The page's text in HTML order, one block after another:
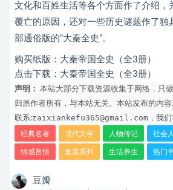
文化和百姓生活等各个方面作了介绍，
覆亡的原因，还对一些历史谜题作了独
部通俗版的“大秦全史”。
购买纸版： 大秦帝国全史（全3册）
点击下载： 大秦帝国全史（全3册）
声明：
本站大部分下载资源收集于网络，只
归原作者所有，与本站无关。本站发布的内
联系:zaixiankefu365@gmail.com ，我
经典名著 现代文学 人物传记 社会
情感言情 套装系列 生活养生 热门
豆瓣